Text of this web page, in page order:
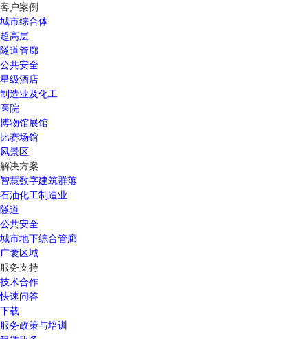
客户案例
城市综合体
超高层
隧道管廊
公共安全
星级酒店
制造业及化工
医院
博物馆展馆
比赛场馆
风景区
解决方案
智慧数字建筑群落
石油化工制造业
隧道
公共安全
城市地下综合管廊
广袤区域
服务支持
技术合作
快速问答
下载
服务政策与培训